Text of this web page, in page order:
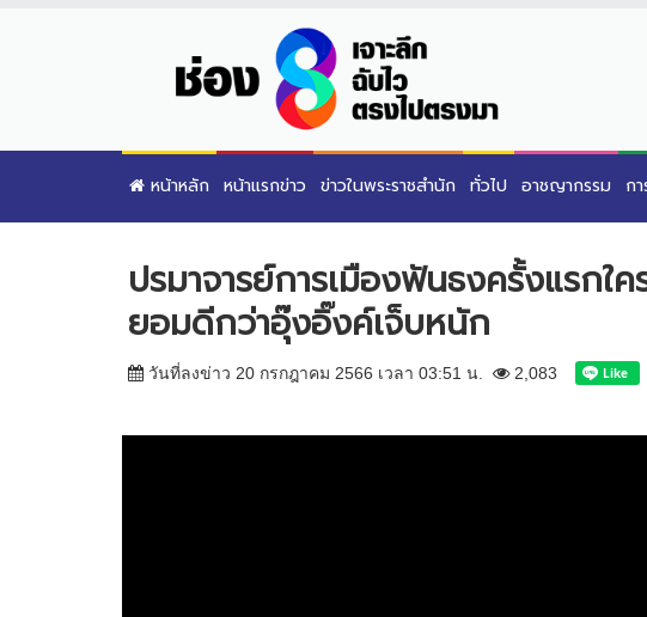
หน้าหลัก หน้าแรกข่าว ข่าวในพระราชสำนัก ทั่วไป อาชญากรรม ก
ปรมาจารย์การเมืองฟันธงครั้งแรกใ
ยอมดีกว่าอุ๊งอิ๊งค์เจ็บหนัก
วันที่ลงข่าว 20 กรกฎาคม 2566 เวลา 03:51 น. 2,083